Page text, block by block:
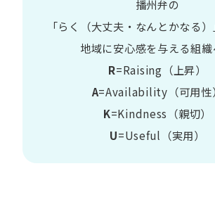
播州弁の
「らく​（大丈夫・なんとかなる）
地域に​安心感を​与える​組織
R=Raising（上昇）
A=Availability​（可用性）
K=Kindness​（親切）
U=Useful​（実用）​